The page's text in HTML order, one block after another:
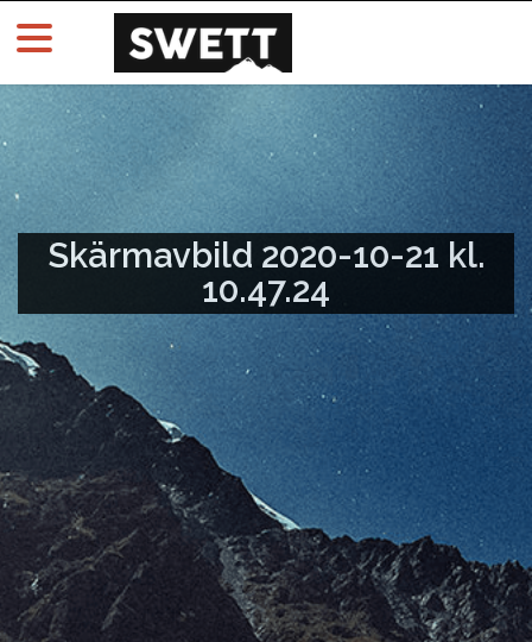
Skärmavbild 2020-10-21 kl.
10.47.24